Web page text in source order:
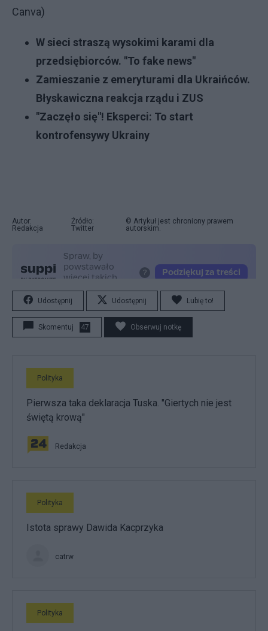
Canva)
W sieci straszą wysokimi karami dla
przedsiębiorców. "To fake news"
Zamieszanie z emeryturami dla Ukraińców.
Błyskawiczna reakcja rządu i ZUS
"Zaczęło się"! Eksperci: To start
kontrofensywy Ukrainy
Autor:
Redakcja
Źródło:
Twitter
© Artykuł jest chroniony prawem
autorskim.
Udostępnij Udostępnij Lubię to!
Skomentuj 47 Obserwuj notkę
Polityka
Pierwsza taka deklaracja Tuska. "Giertych nie jest
świętą krową"
Redakcja
Polityka
Istota sprawy Dawida Kacprzyka
catrw
Polityka